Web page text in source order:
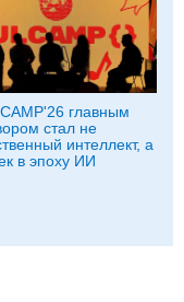
главным
стал не
интеллект, а
в эпоху ИИ